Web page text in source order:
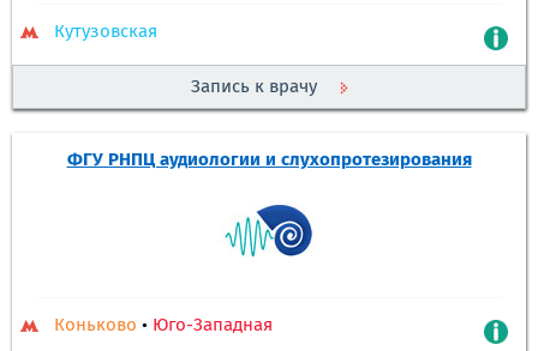
Кутузовская
Запись к врачу
ФГУ РНПЦ аудиологии и слухопротезирования
Коньково • Юго-Западная